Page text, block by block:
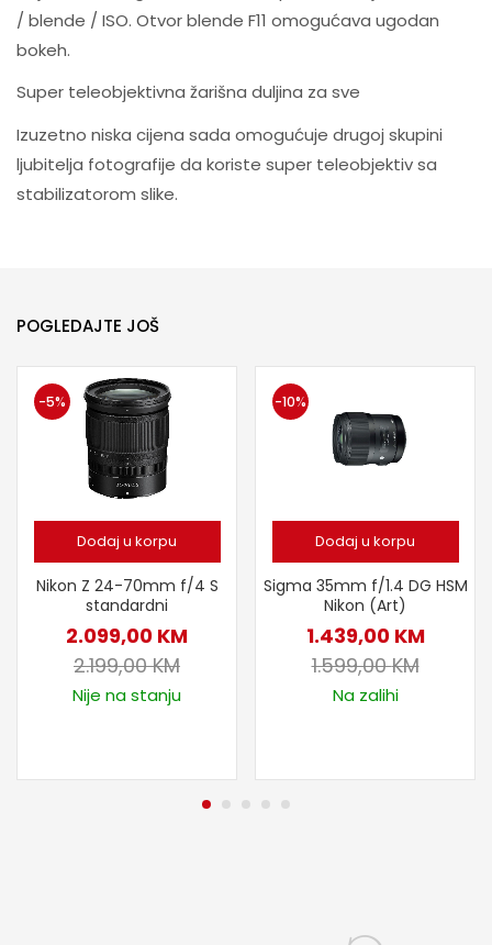
/ blende / ISO. Otvor blende F11 omogućava ugodan
bokeh.
Super teleobjektivna žarišna duljina za sve
Izuzetno niska cijena sada omogućuje drugoj skupini
ljubitelja fotografije da koriste super teleobjektiv sa
stabilizatorom slike.
POGLEDAJTE JOŠ
Dodaj u korpu
Nikon Z 24-70mm f/4 S
standardni
2.099,00 KM
2.199,00KM
-5%
Nije na stanju
Dodaj u korpu
Sigma 35mm f/1.4 DG HSM
Nikon (Art)
1.439,00 KM
1.599,00KM
-10%
Na zalihi